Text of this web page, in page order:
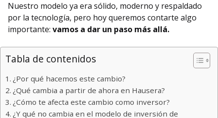
Nuestro modelo ya era sólido, moderno y respaldado
por la tecnología, pero hoy queremos contarte algo
importante: vamos a dar un paso más allá.
Tabla de contenidos
¿Por qué hacemos este cambio?
¿Qué cambia a partir de ahora en Hausera?
¿Cómo te afecta este cambio como inversor?
¿Y qué no cambia en el modelo de inversión de